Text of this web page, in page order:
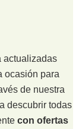
actualizadas
ocasión para
de nuestra
descubrir todas
con ofertas